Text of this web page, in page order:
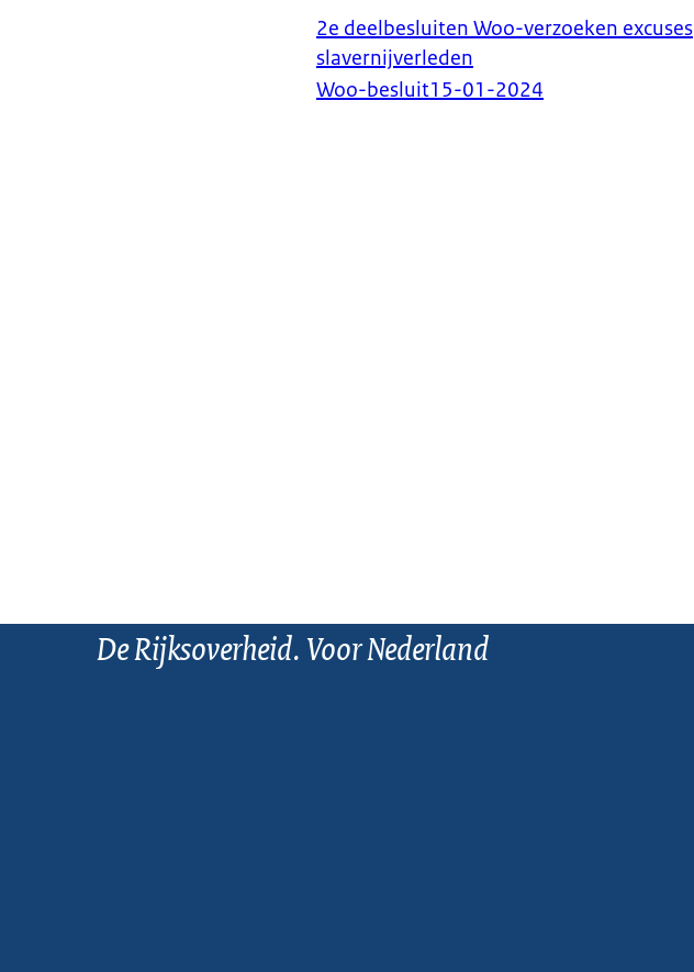
2e deelbesluiten Woo-verzoeken excuses
slavernijverleden
Woo-besluit15-01-2024
De Rijksoverheid. Voor Nederland